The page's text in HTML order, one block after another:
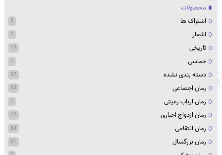
محصولات
اشتراک ها
3
اشعار 1
تاریخی 12
حماسی 1
دسته بندی نشده 57
رمان اجتماعی 83
رمان ارباب رعیتی 7
رمان ازدواج اجباری 12
رمان انتقامی 80
رمان بزرگسال 61